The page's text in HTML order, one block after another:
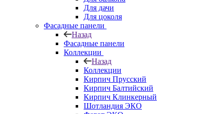
Для дачи
Для цоколя
Фасадные панели
Назад
Фасадные панели
Коллекции
Назад
Коллекции
Кирпич Прусский
Кирпич Балтийский
Кирпич Клинкерный
Шотландия ЭКО